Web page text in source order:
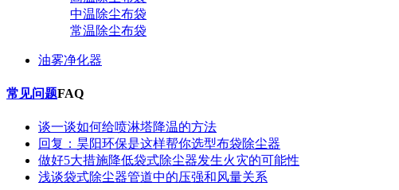
中温除尘布袋
常温除尘布袋
油雾净化器
常见问题FAQ
谈一谈如何给喷淋塔降温的方法
回复：昊阳环保是这样帮你选型布袋除尘器
做好5大措施降低袋式除尘器发生火灾的可能性
浅谈袋式除尘器管道中的压强和风量关系